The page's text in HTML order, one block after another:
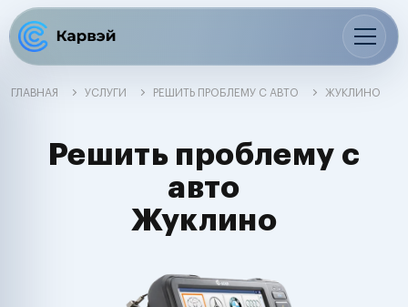
ГЛАВНАЯ УСЛУГИ РЕШИТЬ ПРОБЛЕМУ С АВТО ЖУКЛИНО
Решить проблему с
авто
Жуклино